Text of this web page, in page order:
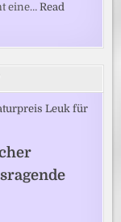
eine…Read